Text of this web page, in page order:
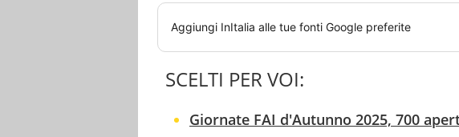
Aggiungi InItalia alle tue fonti Google preferite
SCELTI PER VOI:
Giornate FAI d'Autunno 2025, 700